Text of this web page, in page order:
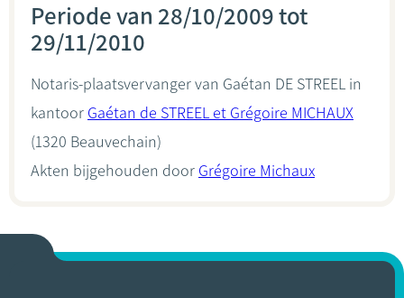
Periode van 28/10/2009 tot
29/11/2010
Notaris-plaatsvervanger van Gaétan DE STREEL in
kantoor Gaétan de STREEL et Grégoire MICHAUX
(1320 Beauvechain)
Akten bijgehouden door Grégoire Michaux